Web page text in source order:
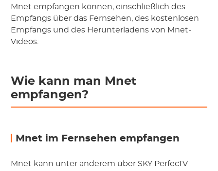
Mnet empfangen können, einschließlich des
Empfangs über das Fernsehen, des kostenlosen
Empfangs und des Herunterladens von Mnet-
Videos.
Wie kann man Mnet
empfangen?
Mnet im Fernsehen empfangen
Mnet kann unter anderem über SKY PerfecTV